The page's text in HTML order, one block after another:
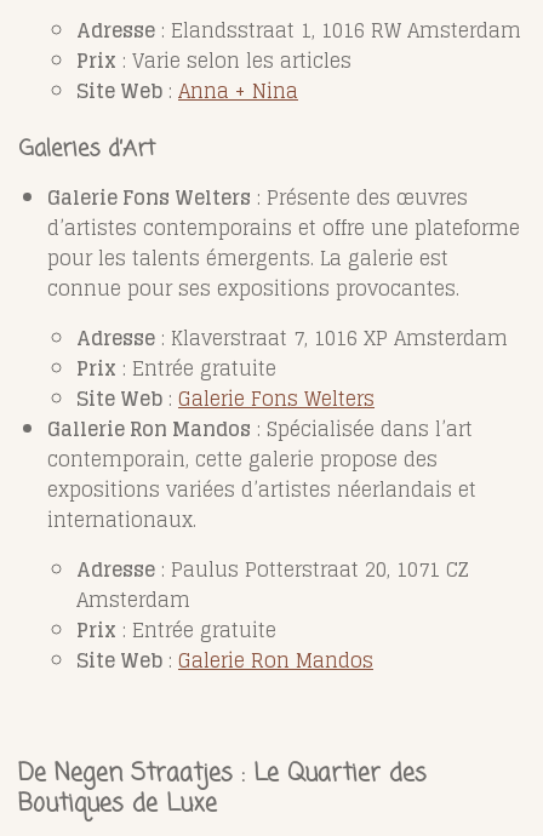
Adresse : Elandsstraat 1, 1016 RW Amsterdam
Prix : Varie selon les articles
Site Web : Anna + Nina
Galeries d’Art
Galerie Fons Welters : Présente des œuvres
d’artistes contemporains et offre une plateforme
pour les talents émergents. La galerie est
connue pour ses expositions provocantes.
Adresse : Klaverstraat 7, 1016 XP Amsterdam
Prix : Entrée gratuite
Site Web : Galerie Fons Welters
Gallerie Ron Mandos : Spécialisée dans l’art
contemporain, cette galerie propose des
expositions variées d’artistes néerlandais et
internationaux.
Adresse : Paulus Potterstraat 20, 1071 CZ
Amsterdam
Prix : Entrée gratuite
Site Web : Galerie Ron Mandos
De Negen Straatjes : Le Quartier des
Boutiques de Luxe